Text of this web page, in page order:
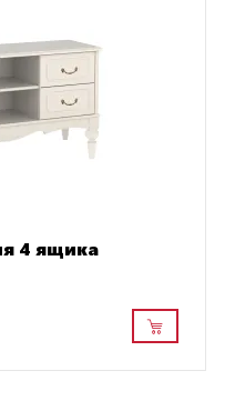
4 ящика